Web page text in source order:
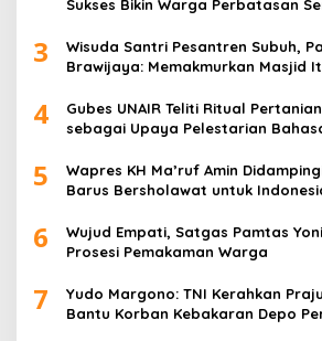
Sukses Bikin Warga Perbatasan
3
Wisuda Santri Pesantren Subuh,
Brawijaya: Memakmurkan Masjid
4
Gubes UNAIR Teliti Ritual
sebagai Upaya Pelestarian
5
Wapres KH Ma’ruf Amin
Barus Bersholawat untuk
6
Wujud Empati, Satgas Pamtas
Prosesi Pemakaman Warga
7
Yudo Margono: TNI Kerahkan
Bantu Korban Kebakaran Depo